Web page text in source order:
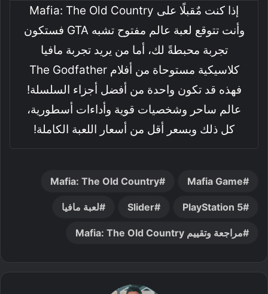
إذا كنت مٌقبلًا على Mafia: The Old Country
وأنت تتوقع لعبة عالم مفتوح تشبه GTA فستكون
تجربة محبطةً لك، أما من يريد تجربة مافيا
كلاسيكية مستوحاة من أفلام The Godfather
فهذه قد تكون واحدة من أفضل أجزاء السلسلة!
عالم ساحر وشخصيات قوية وأداءات أسطورية،
كل ذلك وبسعر أقل من أسعار اللعبة الكاملة!
Mafia Game
Mafia: The Old Country
PlayStation 5
Slider لعبة مافيا
مراجعة وتقييم Mafia: The Old Country